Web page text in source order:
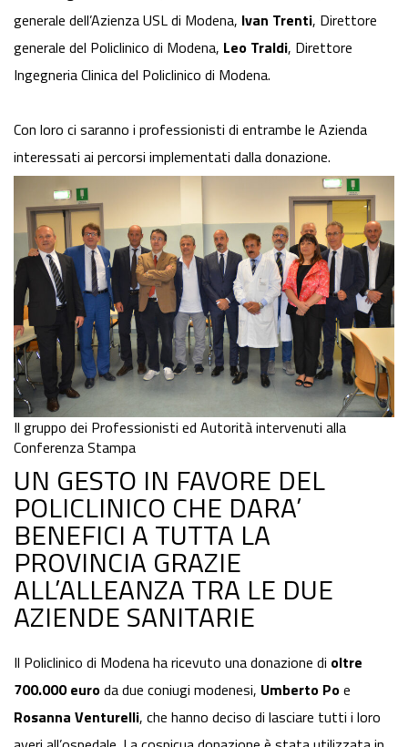
generale dell’Azienza USL di Modena, Ivan Trenti, Direttore
generale del Policlinico di Modena, Leo Traldi, Direttore
Ingegneria Clinica del Policlinico di Modena.
Con loro ci saranno i professionisti di entrambe le Azienda
interessati ai percorsi implementati dalla donazione.
Il gruppo dei Professionisti ed Autorità intervenuti alla
Conferenza Stampa
UN GESTO IN FAVORE DEL
POLICLINICO CHE DARA’
BENEFICI A TUTTA LA
PROVINCIA GRAZIE
ALL’ALLEANZA TRA LE DUE
AZIENDE SANITARIE
Il Policlinico di Modena ha ricevuto una donazione di oltre
700.000 euroda due coniugi modenesi, Umberto Poe
Rosanna Venturelli, che hanno deciso di lasciare tutti i loro